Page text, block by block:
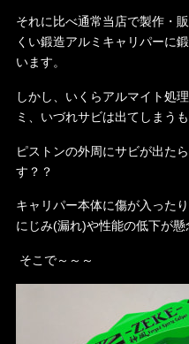
それに比べ通常当店で製作・
くい鍛造アルミキャリパーに
います。
しかし、いくらアルマイト処
ミ、いづれサビは出てしまうも
ピストンの外周にサビが出た
す？？
キャリパー本体に傷が入った
にじみ(漏れ)や性能の低下が
そこで～～～